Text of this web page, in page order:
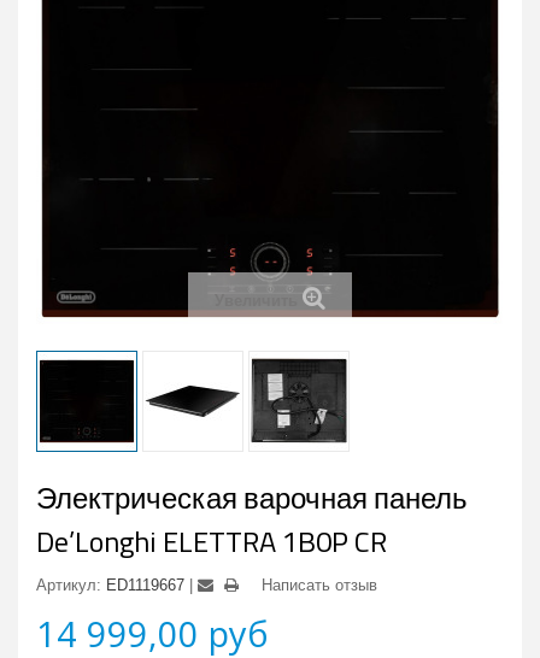
Электрическая варочная панель
De’Longhi ELETTRA 1B0P CR
Артикул: ED1119667 Написать отзыв
14 999,00 руб